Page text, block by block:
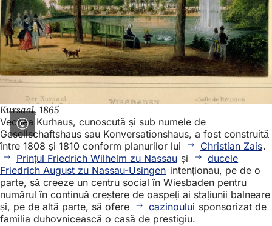
i
c
i
:
Kursaal, 1865
Vechea Kurhaus, cunoscută și sub numele de
Gesellschaftshaus sau Konversationshaus, a fost construită
între 1808 și 1810 conform planurilor lui
Christian Zais.
Prințul Friedrich Wilhelm zu Nassau și
ducele
Friedrich August zu Nassau-Usingen intenționau, pe de o
parte, să creeze un centru social în Wiesbaden pentru
numărul în continuă creștere de oaspeți ai stațiunii balneare
și, pe de altă parte, să ofere
cazinoului sponsorizat de
familia duhovnicească o casă de prestigiu.